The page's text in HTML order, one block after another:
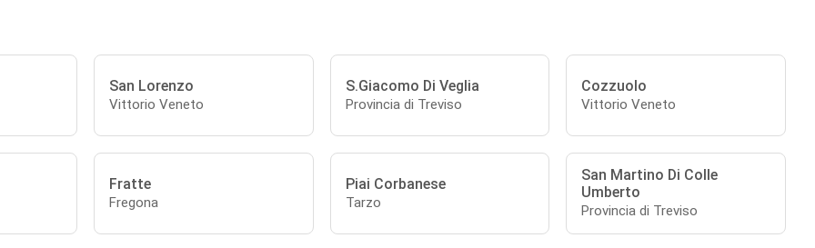
San Lorenzo
Vittorio Veneto
S.Giacomo Di Veglia
Provincia di Treviso
Cozzuolo
Vittorio Veneto
Fratte
Fregona
Piai Corbanese
Tarzo
San Martino Di Colle
Umberto
Provincia di Treviso